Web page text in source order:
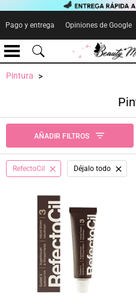
Pago y entrega Opiniones de Google
Pintura
AÑADIR FILTROS
RefectoCil Déjalo todo